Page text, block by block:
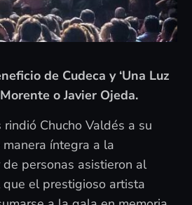
de Cudeca y ‘Una Luz
o Javier Ojeda.
Chucho Valdés a su
íntegra a la
de personas asistieron al
que el prestigioso artista